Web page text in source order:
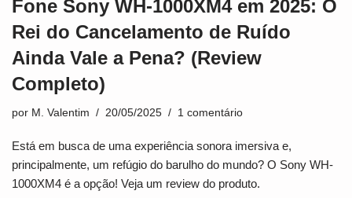
Fone Sony WH-1000XM4 em 2025: O
Rei do Cancelamento de Ruído
Ainda Vale a Pena? (Review
Completo)
por M. Valentim 20/05/2025 1 comentário
Está em busca de uma experiência sonora imersiva e,
principalmente, um refúgio do barulho do mundo? O Sony WH-
1000XM4 é a opção! Veja um review do produto.